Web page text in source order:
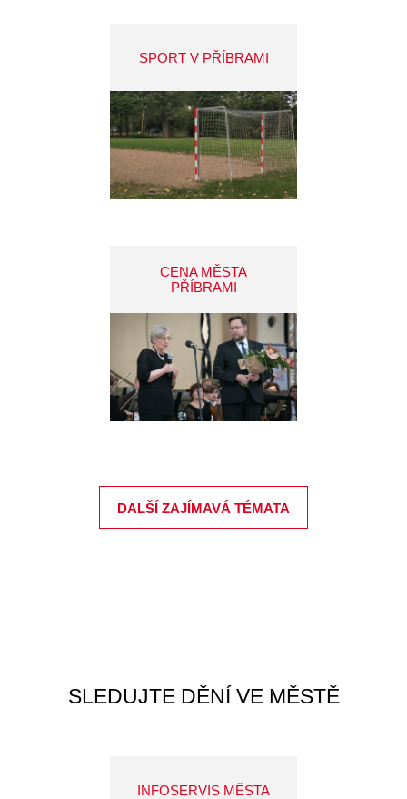
SPORT V PŘÍBRAMI
CENA MĚSTA
PŘÍBRAMI
DALŠÍ ZAJÍMAVÁ TÉMATA
SLEDUJTE DĚNÍ VE MĚSTĚ
INFOSERVIS MĚSTA